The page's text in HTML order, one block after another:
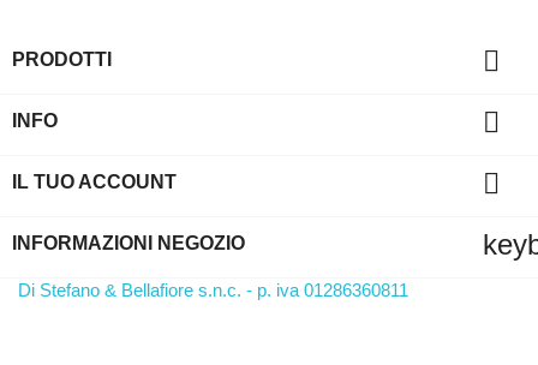
PRODOTTI 
INFO 
IL TUO ACCOUNT 
INFORMAZIONI NEGOZIO
Di Stefano & Bellafiore s.n.c. - p. iva 01286360811